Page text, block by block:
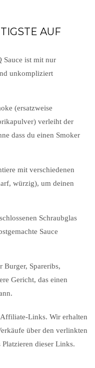
AUF
Sauce ist mit nur
unkompliziert
(ersatzweise
verleiht der
dass du einen Smoker
mit verschiedenen
würzig), um deinen
Schraubglas
Sauce
Burger, Spareribs,
Gericht, das einen
Links. Wir erhalten
über den verlinkten
dieser Links.